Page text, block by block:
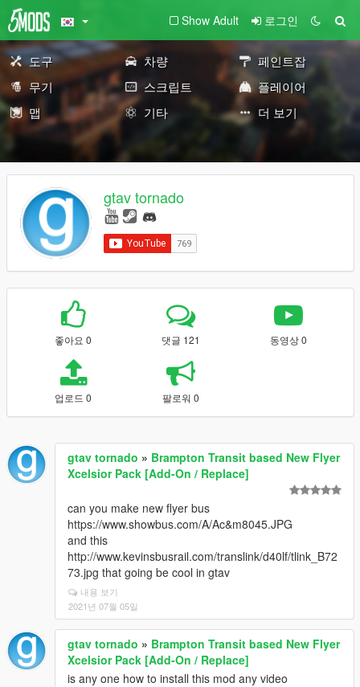
Show Adult 로그인
도구 차량
페인트잡
무기
스크립트
플레이어
맵
기타 더 보기
gtav tornado
좋아요 0 댓글 121 동영상 0
업로드 0 팔로워 0
gtav tornado » Brampton Transit based New Flyer
Xcelsior Pack [Add-On / Replace]
can you make new flyer bus
https://www.showbus.com/A/Ac&m8045.JPG
and this
http://www.kevinsbusrail.com/translink/d40lf/tlink_B72
73.jpg that going be cool in gtav
내용 보기
2021년 07월 05일
gtav tornado » Brampton Transit based New Flyer
Xcelsior Pack [Add-On / Replace]
is any one how to install this mod any video